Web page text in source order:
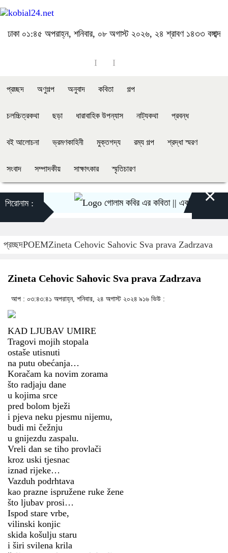
ঢাকা ০১:৪৫ অপরাহ্ন, শনিবার, ০৮ অগাস্ট ২০২৬, ২৪ শ্রাবণ ১৪৩৩ বঙ্গাব্দ
প্রচ্ছদ অণুগল্প অনুবাদ কবিতা গল্প
চলচ্চিত্রকথা ছড়া ধারাবাহিক উপন্যাস নাট্যকথা প্রবন্ধ
বই আলোচনা ভ্রমণকাহিনী মুক্তগদ্য রম্য গল্প শ্রদ্ধা স্মরণ
সংবাদ সম্পাদকীয় সাক্ষাৎকার স্মৃতিচারণ
শিরোনাম : গোলাম কবির এর কবিতা || একটা কাঙ্ক্ষিত×
প্রচ্ছদPOEMZineta Cehovic Sahovic Sva prava Zadrzava
Zineta Cehovic Sahovic Sva prava Zadrzava
আপ : ০৩:৪৩:৪১ অপরাহ্ন, শনিবার, ২৪ অগাস্ট ২০২৪ ৯১৬ ভিউ :
KAD LJUBAV UMIRE
Tragovi mojih stopala
ostaše utisnuti
na putu obećanja…
Koračam ka novim zorama
što radjaju dane
u kojima srce
pred bolom bježi
i pjeva neku pjesmu nijemu,
budi mi čežnju
u gnijezdu zaspalu.
Vreli dan se tiho provlači
kroz uski tjesnac
iznad rijeke…
Vazduh podrhtava
kao prazne ispružene ruke žene
što ljubav prosi…
Ispod stare vrbe,
vilinski konjic
skida košulju staru
i širi svilena krila